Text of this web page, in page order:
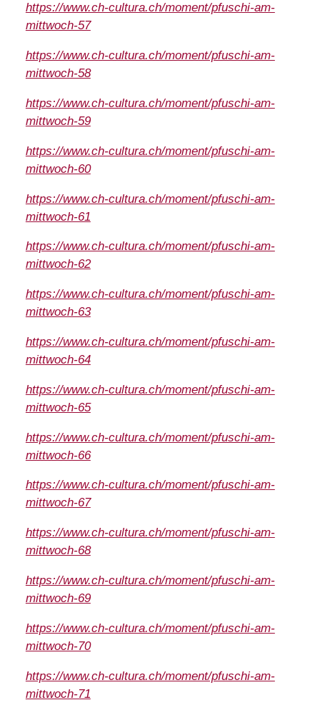
https://www.ch-cultura.ch/moment/pfuschi-am-
mittwoch-57
https://www.ch-cultura.ch/moment/pfuschi-am-
mittwoch-58
https://www.ch-cultura.ch/moment/pfuschi-am-
mittwoch-59
https://www.ch-cultura.ch/moment/pfuschi-am-
mittwoch-60
https://www.ch-cultura.ch/moment/pfuschi-am-
mittwoch-61
https://www.ch-cultura.ch/moment/pfuschi-am-
mittwoch-62
https://www.ch-cultura.ch/moment/pfuschi-am-
mittwoch-63
https://www.ch-cultura.ch/moment/pfuschi-am-
mittwoch-64
https://www.ch-cultura.ch/moment/pfuschi-am-
mittwoch-65
https://www.ch-cultura.ch/moment/pfuschi-am-
mittwoch-66
https://www.ch-cultura.ch/moment/pfuschi-am-
mittwoch-67
https://www.ch-cultura.ch/moment/pfuschi-am-
mittwoch-68
https://www.ch-cultura.ch/moment/pfuschi-am-
mittwoch-69
https://www.ch-cultura.ch/moment/pfuschi-am-
mittwoch-70
https://www.ch-cultura.ch/moment/pfuschi-am-
mittwoch-71